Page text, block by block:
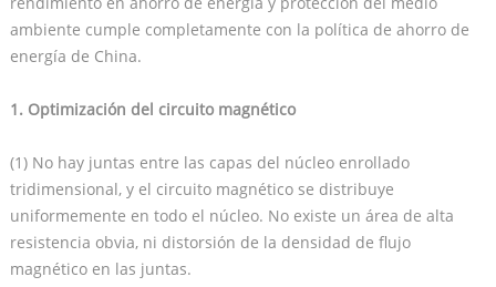
ambiente cumple completamente con la política de ahorro de
energía de China.
1. Optimización del circuito magnético
(1) No hay juntas entre las capas del núcleo enrollado
tridimensional, y el circuito magnético se distribuye
uniformemente en todo el núcleo. No existe un área de alta
resistencia obvia, ni distorsión de la densidad de flujo
magnético en las juntas.